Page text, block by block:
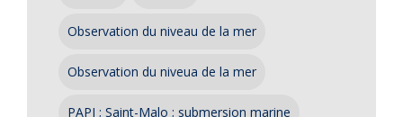
Observation du niveau de la mer
Observation du niveua de la mer
PAPI ; Saint-Malo ; submersion marine